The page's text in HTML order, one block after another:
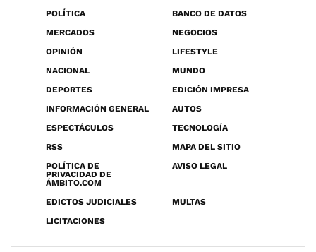
POLÍTICA
BANCO DE DATOS
MERCADOS
NEGOCIOS
OPINIÓN
LIFESTYLE
NACIONAL
MUNDO
DEPORTES
EDICIÓN IMPRESA
INFORMACIÓN GENERAL
AUTOS
ESPECTÁCULOS
TECNOLOGÍA
RSS
MAPA DEL SITIO
POLÍTICA DE
PRIVACIDAD DE
ÁMBITO.COM
AVISO LEGAL
EDICTOS JUDICIALES
MULTAS
LICITACIONES